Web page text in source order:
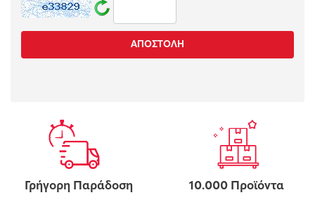
1
Γρήγορη Παράδοση 10.000 Προϊόντα